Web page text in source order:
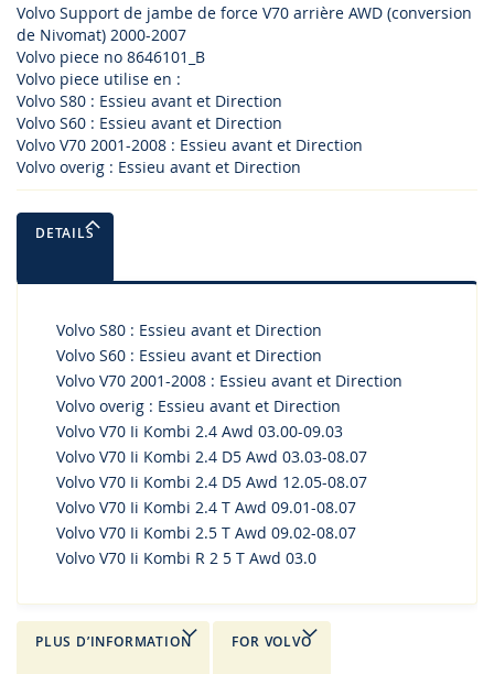
Volvo Support de jambe de force V70 arrière AWD (conversion
de Nivomat) 2000-2007
Volvo piece no 8646101_B
Volvo piece utilise en :
Volvo S80 : Essieu avant et Direction
Volvo S60 : Essieu avant et Direction
Volvo V70 2001-2008 : Essieu avant et Direction
Volvo overig : Essieu avant et Direction
DETAILS
Volvo S80 : Essieu avant et Direction
Volvo S60 : Essieu avant et Direction
Volvo V70 2001-2008 : Essieu avant et Direction
Volvo overig : Essieu avant et Direction
Volvo V70 Ii Kombi 2.4 Awd 03.00-09.03
Volvo V70 Ii Kombi 2.4 D5 Awd 03.03-08.07
Volvo V70 Ii Kombi 2.4 D5 Awd 12.05-08.07
Volvo V70 Ii Kombi 2.4 T Awd 09.01-08.07
Volvo V70 Ii Kombi 2.5 T Awd 09.02-08.07
Volvo V70 Ii Kombi R 2 5 T Awd 03.0
PLUS D’INFORMATION FOR VOLVO